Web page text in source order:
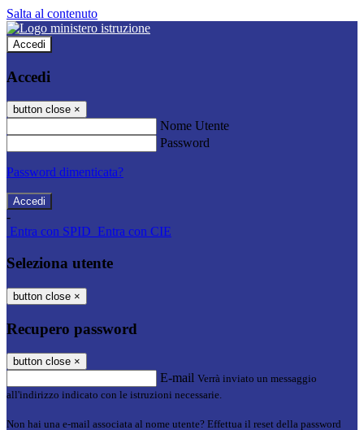
Salta al contenuto
Accedi
Accedi
button close ×
Nome Utente
Password
Password dimenticata?
-
Entra con SPID Entra con CIE
Seleziona utente
button close ×
Recupero password
button close ×
E-mail Verrà inviato un messaggio
all'indirizzo indicato con le istruzioni necessarie.
Non hai una e-mail associata al nome utente? Effettua il reset della password